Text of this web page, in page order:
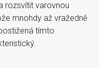
rozsvítit varovnou
mnohdy až vražedně
tímto